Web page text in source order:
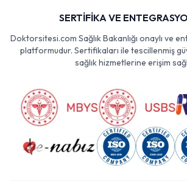
SERTİFİKA VE
Doktorsitesi.com Sağlık Bakanlığı onaylı ve
platformudur. Sertifikaları ile tescillenmiş
sağlık hizmetlerine erişim